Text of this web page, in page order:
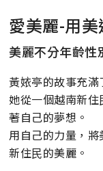
愛美麗-用
美麗不分年齡性
黃㛄亭的故事充滿
她從一個越南新
著自己的夢想。
用自己的力量，
新住⺠的美麗。